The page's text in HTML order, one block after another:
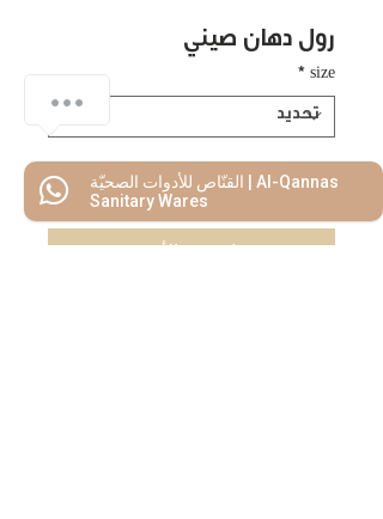
رول دهان صيني
size
*
اضف للسلة
اشتريه الأن
كيف يمكنني المساعدة
القنّاص للأدوات الصحيّة | Al-Qannas
Sanitary Wares
1